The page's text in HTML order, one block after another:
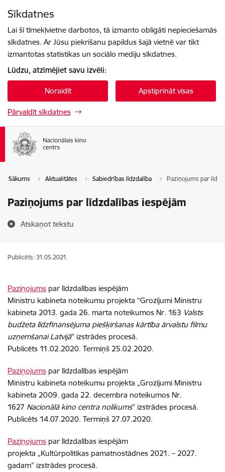
Sīkdatnes
Lai šī tīmekļvietne darbotos, tā izmanto obligāti nepieciešamās
sīkdatnes. Ar Jūsu piekrišanu papildus šajā vietnē var tikt
izmantotas statistikas un sociālo mediju sīkdatnes.
Lūdzu, atzīmējiet savu izvēli:
Noraidīt Apstiprināt visas
Pārvaldīt sīkdatnes
Sākums Aktualitātes Sabiedrības līdzdalība Paziņojums par
Paziņojums par līdzdalības iespējām
Atskaņot tekstu
Publicēts: 31.05.2021.
Paziņojums par līdzdalības iespējām
Ministru kabineta noteikumu projekta “Grozījumi Ministru
kabineta 2013. gada 26. marta noteikumos Nr. 163 Valsts
budžeta līdzfinansējuma piešķiršanas kārtība ārvalstu filmu
uzņemšanai Latvijā” izstrādes procesā.
Publicēts 11.02.2020. Termiņš 25.02.2020.
Paziņojums par līdzdalības iespējām
Ministru kabineta noteikumu projekta „Grozījumi Ministru
kabineta 2009. gada 22. decembra noteikumos Nr.
1627 Nacionālā kino centra nolikums” izstrādes procesā.
Publicēts 14.07.2020. Termiņš 27.07.2020.
Paziņojums par līdzdalības iespējām
projekta „Kultūrpolitikas pamatnostādnes 2021. – 2027.
gadam” izstrādes procesā.